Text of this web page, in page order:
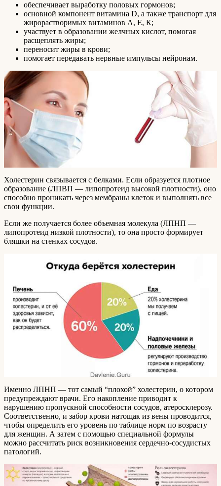
обеспечивает выработку половых гормонов;
основной компонент витамина D, а также транспорт для
жирорастворимых витаминов А, Е, К;
участвует в образовании желчных кислот, помогая
расщеплять жиры;
переносит жиры в крови;
помогает передавать нервные импульсы нейронам.
Холестерин связывается с белками. Если образуется плотное
образование (ЛПВП — липопротеид высокой плотности), оно
способно проникать через мембраны клеток и выполнять все
свои функции.
Если же получается более объемная молекула (ЛПНП —
липопротеид низкой плотности), то она просто формирует
бляшки на стенках сосудов.
Именно ЛПНП — тот самый “плохой” холестерин, о котором
предупреждают врачи. Его накопление приводит к
нарушению пропускной способности сосудов, атеросклерозу.
Соответственно, и забор крови натощак из вены проводится,
чтобы определить его уровень по таблице норм по возрасту
для женщин. А затем с помощью специальной формулы
можно рассчитать риск возникновения сердечно-сосудистых
патологий.